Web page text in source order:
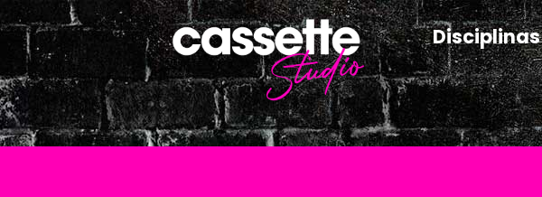
Disciplinas